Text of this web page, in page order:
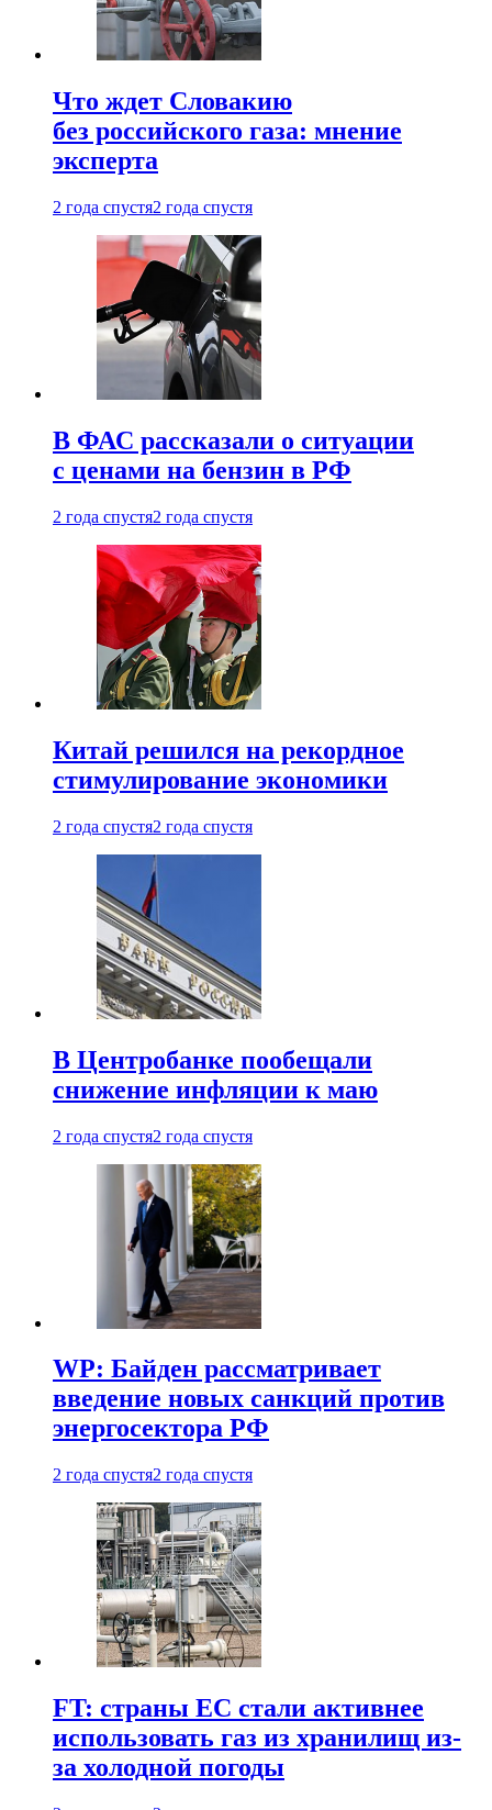
Что ждет Словакию
без российского газа: мнение
эксперта
2 года спустя2 года спустя
В ФАС рассказали о ситуации
с ценами на бензин в РФ
2 года спустя2 года спустя
Китай решился на рекордное
стимулирование экономики
2 года спустя2 года спустя
В Центробанке пообещали
снижение инфляции к маю
2 года спустя2 года спустя
WP: Байден рассматривает
введение новых санкций против
энергосектора РФ
2 года спустя2 года спустя
FT: страны ЕС стали активнее
использовать газ из хранилищ из-
за холодной погоды